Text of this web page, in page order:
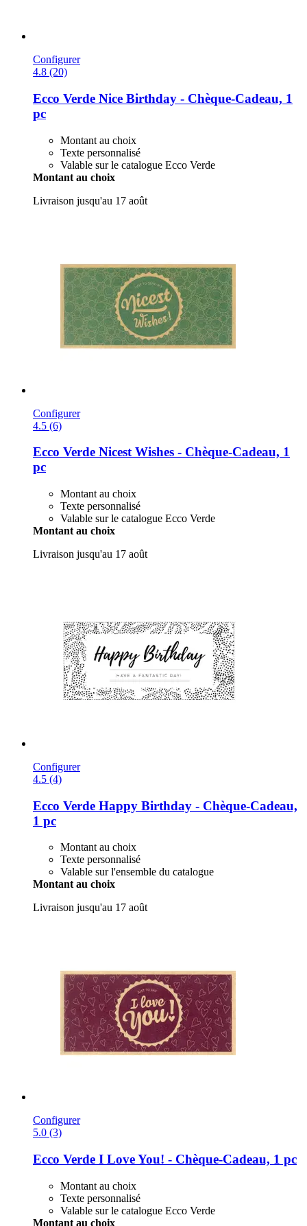
Configurer
4.8 (20)
Ecco Verde Nice Birthday -​ Chèque-​Cadeau, 1
pc
Montant au choix
Texte personnalisé
Valable sur le catalogue Ecco Verde
Montant au choix
Livraison jusqu'au 17 août
Configurer
4.5 (6)
Ecco Verde Nicest Wishes -​ Chèque-​Cadeau, 1
pc
Montant au choix
Texte personnalisé
Valable sur le catalogue Ecco Verde
Montant au choix
Livraison jusqu'au 17 août
Configurer
4.5 (4)
Ecco Verde Happy Birthday -​ Chèque-​Cadeau,
1 pc
Montant au choix
Texte personnalisé
Valable sur l'ensemble du catalogue
Montant au choix
Livraison jusqu'au 17 août
Configurer
5.0 (3)
Ecco Verde I Love You! -​ Chèque-​Cadeau, 1 pc
Montant au choix
Texte personnalisé
Valable sur le catalogue Ecco Verde
Montant au choix